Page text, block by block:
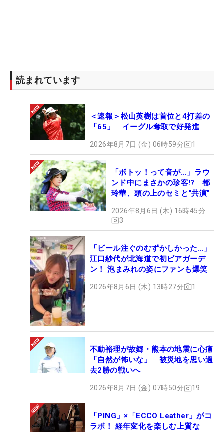
読まれています
＜速報＞松山英樹は首位と4打差の
「65」 イーグル奪取で好発進
2026年8月7日 (金) 06時59分 1
「ボトッ！って音が…」ラウ
ンド中にまさかの珍客!? 都
玲華、頭の上のセミと“共演”
2026年8月6日 (木) 16時45分
3
「ビール注ぐのむずかしかった…」
江口紗代が北海道で初ビアガーデ
ン！ 泡まみれの姿にファンも爆笑
2026年8月6日 (木) 13時27分 1
不動裕理が故郷・熊本の地震に心痛
「自然が怖いな」 被災地を思い過
去2勝の戦いへ
2026年8月7日 (金) 07時50分 19
「PING」×「ECCO Leather」がコ
ラボ！ 経年変化を楽しむ上質な